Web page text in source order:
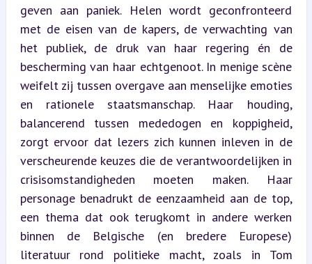
geven aan paniek. Helen wordt geconfronteerd
met de eisen van de kapers, de verwachting van
het publiek, de druk van haar regering én de
bescherming van haar echtgenoot. In menige scène
weifelt zij tussen overgave aan menselijke emoties
en rationele staatsmanschap. Haar houding,
balancerend tussen mededogen en koppigheid,
zorgt ervoor dat lezers zich kunnen inleven in de
verscheurende keuzes die de verantwoordelijken in
crisisomstandigheden moeten maken. Haar
personage benadrukt de eenzaamheid aan de top,
een thema dat ook terugkomt in andere werken
binnen de Belgische (en bredere Europese)
literatuur rond politieke macht, zoals in Tom